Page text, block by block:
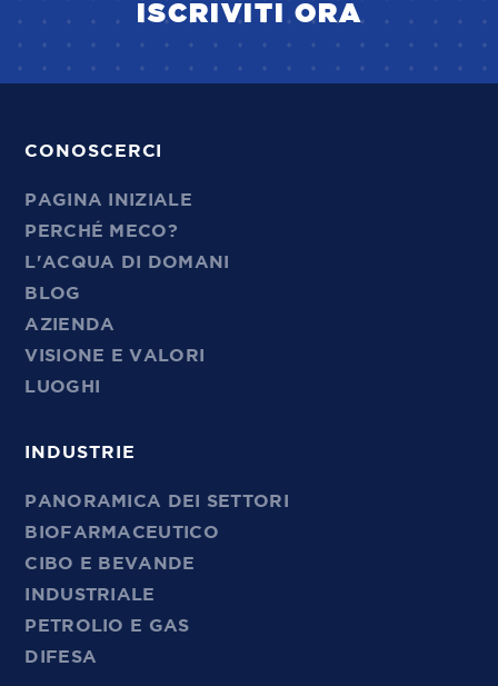
ISCRIVITI ORA
CONOSCERCI
PAGINA INIZIALE
PERCHÉ MECO?
L'ACQUA DI DOMANI
BLOG
AZIENDA
VISIONE E VALORI
LUOGHI
INDUSTRIE
PANORAMICA DEI SETTORI
BIOFARMACEUTICO
CIBO E BEVANDE
INDUSTRIALE
PETROLIO E GAS
DIFESA